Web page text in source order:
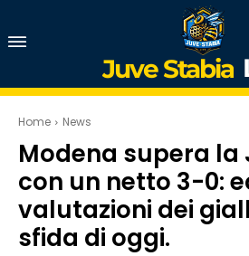
Juve Stabia
Home News
Modena supera la
con un netto 3-0:
valutazioni dei
sfida di oggi.